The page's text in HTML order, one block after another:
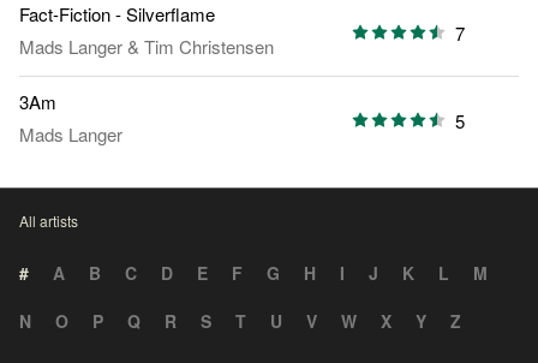
Fact-Fiction - Silverflame
Mads Langer&Tim Christensen
7
3Am
Mads Langer
5
All artists
# A B C D E F G H I J K L
M
N
O P Q R S T U V W X Y Z